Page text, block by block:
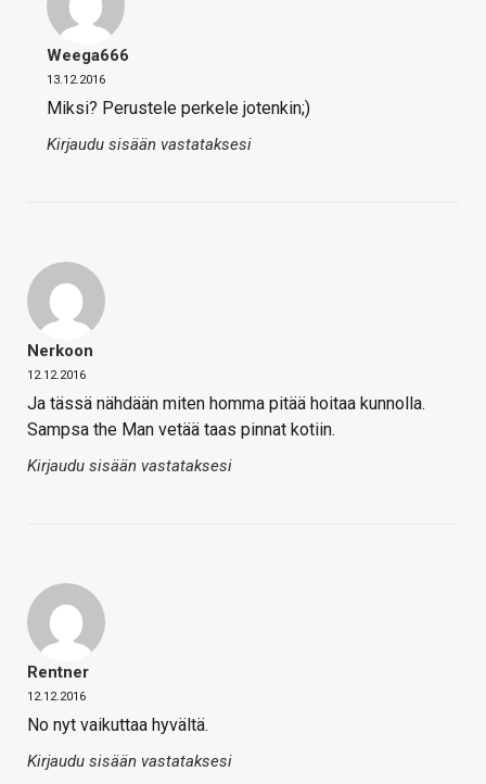
Weega666
13.12.2016
Miksi? Perustele perkele jotenkin;)
Kirjaudu sisään vastataksesi
Nerkoon
12.12.2016
Ja tässä nähdään miten homma pitää hoitaa kunnolla.
Sampsa the Man vetää taas pinnat kotiin.
Kirjaudu sisään vastataksesi
Rentner
12.12.2016
No nyt vaikuttaa hyvältä.
Kirjaudu sisään vastataksesi